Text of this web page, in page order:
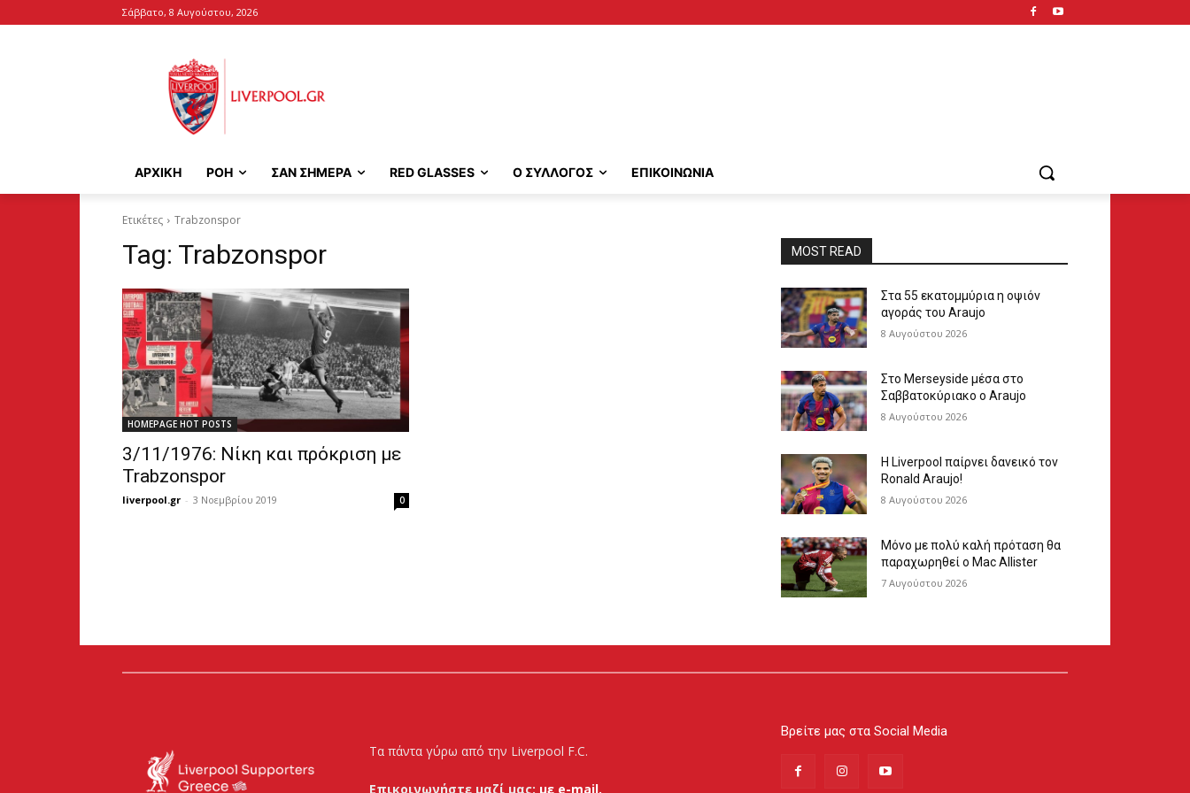
Σάββατο, 8 Αυγούστου, 2026
ΑΡΧΙΚΉ ΡΟΗ ΣΑΝ ΣΗΜΕΡΑ RED GLASSES Ο ΣΥΛΛΟΓΟΣ ΕΠΙΚΟΙΝΩΝΙΑ
Ετικέτες Trabzonspor
Tag: Trabzonspor
HOMEPAGE HOT POSTS
3/11/1976: Νίκη και πρόκριση με
Trabzonspor
liverpool.gr - 3 Νοεμβρίου 2019 0
MOST READ
Στα 55 εκατομμύρια η οψιόν
αγοράς του Araujo
8 Αυγούστου 2026
Στο Merseyside μέσα στο
Σαββατοκύριακο ο Araujo
8 Αυγούστου 2026
Η Liverpool παίρνει δανεικό τον
Ronald Araujo!
8 Αυγούστου 2026
Μόνο με πολύ καλή πρόταση θα
παραχωρηθεί ο Mac Allister
7 Αυγούστου 2026
Τα πάντα γύρω από την Liverpool F.C.
Επικοινωνήστε μαζί μας: με e-mail.
Βρείτε μας στα Social Media